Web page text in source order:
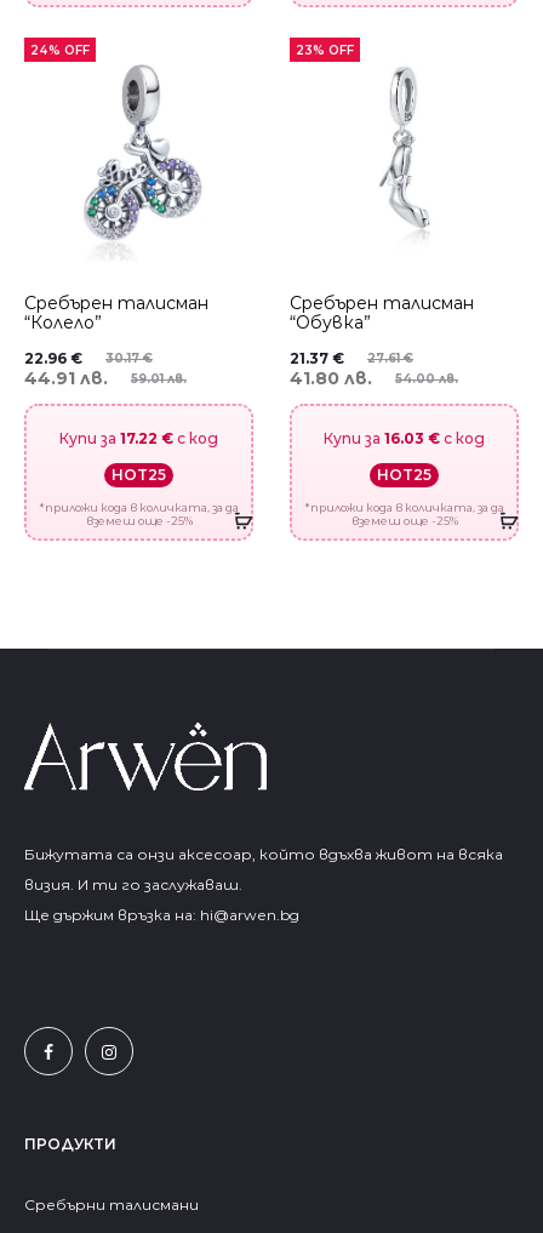
24% OFF
Сребърен талисман
“Колело”
30.17€
22.96 €
59.01 лв.
44.91 лв.
Купи за 17.22 € с код
HOT25
*приложи кода в количката, за да
вземеш още -25%
23% OFF
Сребърен талисман
“Обувка”
27.61€
21.37 €
54.00 лв.
41.80 лв.
Купи за 16.03 € с код
HOT25
*приложи кода в количката, за да
вземеш още -25%
Бижутата са онзи аксесоар, който вдъхва живот на всяка
визия. И ти го заслужаваш.
Ще държим връзка на: hi@arwen.bg
ПРОДУКТИ
Сребърни талисмани